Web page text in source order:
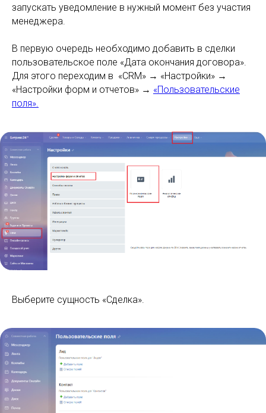
запускать уведомление в нужный момент без участия
менеджера.
В первую очередь необходимо добавить в сделки
пользовательское поле «Дата окончания договора».
Для этого переходим в «CRM» → «Настройки» →
«Настройки форм и отчетов» → «Пользовательские
поля».
Выберите сущность «Сделка».